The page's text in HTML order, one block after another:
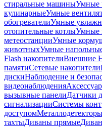
стиральные машиныУмные
кулинарныеУмные
обогревателиУмные
отопительные котлыУмные
метеостанцииУмные
животныхУмные
Flash накопителиВнешние
памятиСетевые накопители
дискиНаблюдение и
видеонаблюдения
вызывные панелиДатчики
сигнализацииСистемы
доступомМеталлодетекторы
тахтыДиваны прямые